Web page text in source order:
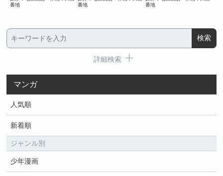
番地
番地
番地
詳細検索
マンガ
人気順
新着順
ジャンル別
少年漫画